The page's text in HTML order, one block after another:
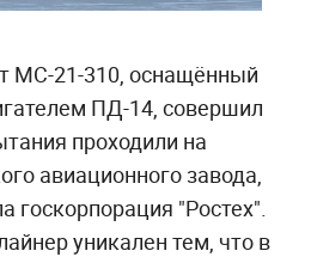
МС-21-310, оснащённый
ПД-14, совершил
проходили на
авиационного завода,
госкорпорация "Ростех".
уникален тем, что в